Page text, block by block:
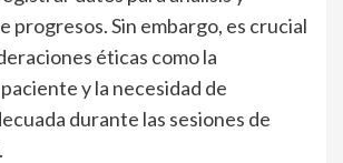
progresos. Sin embargo, es crucial
éticas como la
y la necesidad de
durante las sesiones de